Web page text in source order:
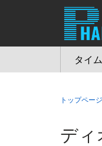
タイ
トップページ
デ